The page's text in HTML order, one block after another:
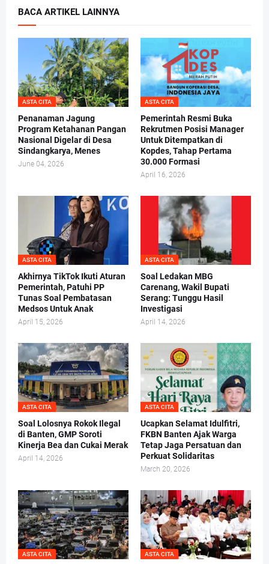
BACA ARTIKEL LAINNYA
ASTA CITA
Penanaman Jagung
Program Ketahanan Pangan
Nasional Digelar di Desa
Sindangkarya, Menes
June 04, 2026
ASTA CITA
Pemerintah Resmi Buka
Rekrutmen Posisi Manager
Untuk Ditempatkan di
Kopdes, Tahap Pertama
30.000 Formasi
April 16, 2026
ASTA CITA
Akhirnya TikTok Ikuti Aturan
Pemerintah, Patuhi PP
Tunas Soal Pembatasan
Medsos Untuk Anak
April 15, 2026
ASTA CITA
Soal Ledakan MBG
Carenang, Wakil Bupati
Serang: Tunggu Hasil
Investigasi
April 14, 2026
ASTA CITA
Soal Lolosnya Rokok Ilegal
di Banten, GMP Soroti
Kinerja Bea dan Cukai Merak
April 14, 2026
ASTA CITA
Ucapkan Selamat Idulfitri,
FKBN Banten Ajak Warga
Tetap Jaga Persatuan dan
Perkuat Solidaritas
March 20, 2026
ASTA CITA ASTA CITA